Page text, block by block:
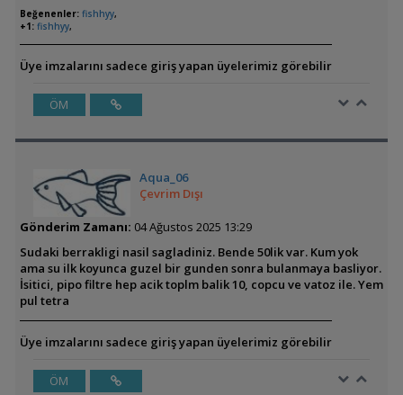
Beğenenler: fishhyy,
+1: fishhyy,
Üye imzalarını sadece giriş yapan üyelerimiz görebilir
ÖM
Aqua_06
Çevrim Dışı
Gönderim Zamanı: 04 Ağustos 2025 13:29
Sudaki berrakligi nasil sagladiniz. Bende 50lik var. Kum yok
ama su ilk koyunca guzel bir gunden sonra bulanmaya basliyor.
İsitici, pipo filtre hep acik toplm balik 10, copcu ve vatoz ile. Yem
pul tetra
Üye imzalarını sadece giriş yapan üyelerimiz görebilir
ÖM